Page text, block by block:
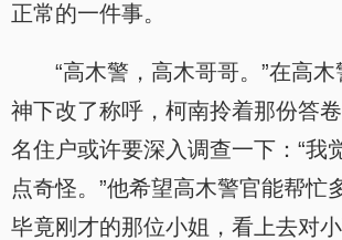
正常的一件事。
“高木警，高木哥哥。”在高
神下改了称呼，柯南拎着那份答
名住户或许要深入调查一下：“我
点奇怪。”他希望高木警官能帮忙
毕竟刚才的那位小姐，看上去对